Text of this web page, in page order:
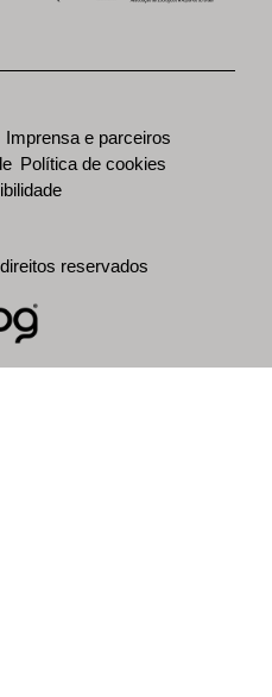
Imprensa e parceiros
Política de cookies
reservados